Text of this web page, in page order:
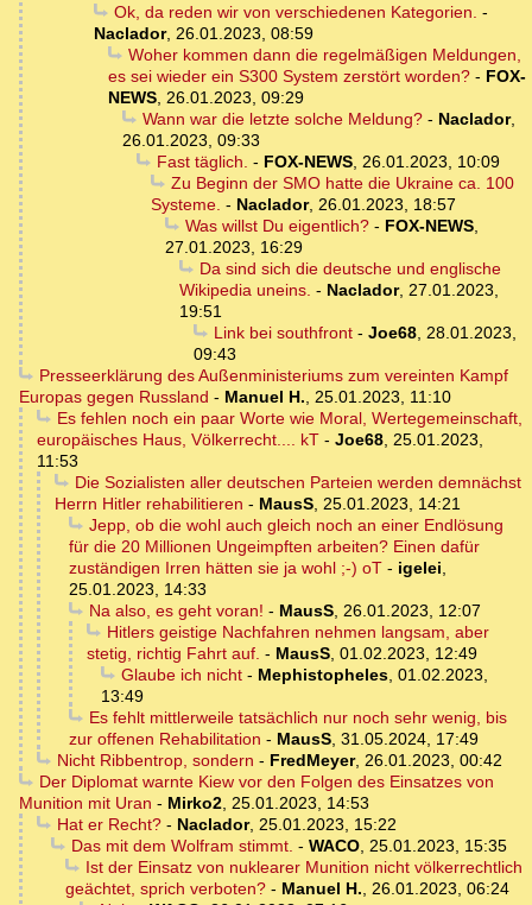
Ok, da reden wir von verschiedenen Kategorien. -
Naclador, 26.01.2023, 08:59
Woher kommen dann die regelmäßigen Meldungen,
es sei wieder ein S300 System zerstört worden? - FOX-
NEWS, 26.01.2023, 09:29
Wann war die letzte solche Meldung?- Naclador,
26.01.2023, 09:33
Fast täglich. - FOX-NEWS, 26.01.2023, 10:09
Zu Beginn der SMO hatte die Ukraine ca. 100
Systeme. - Naclador, 26.01.2023, 18:57
Was willst Du eigentlich?- FOX-NEWS,
27.01.2023, 16:29
Da sind sich die deutsche und englische
Wikipedia uneins. - Naclador, 27.01.2023,
19:51
Link bei southfront- Joe68, 28.01.2023,
09:43
Presseerklärung des Außenministeriums zum vereinten Kampf
Europas gegen Russland - Manuel H., 25.01.2023, 11:10
Es fehlen noch ein paar Worte wie Moral, Wertegemeinschaft,
europäisches Haus, Völkerrecht.... kT - Joe68, 25.01.2023,
11:53
Die Sozialisten aller deutschen Parteien werden demnächst
Herrn Hitler rehabilitieren - MausS, 25.01.2023, 14:21
Jepp, ob die wohl auch gleich noch an einer Endlösung
für die 20 Millionen Ungeimpften arbeiten? Einen dafür
zuständigen Irren hätten sie ja wohl ;-) oT - igelei,
25.01.2023, 14:33
Na also, es geht voran! - MausS, 26.01.2023, 12:07
Hitlers geistige Nachfahren nehmen langsam, aber
stetig, richtig Fahrt auf. - MausS, 01.02.2023, 12:49
Glaube ich nicht- Mephistopheles, 01.02.2023,
13:49
Es fehlt mittlerweile tatsächlich nur noch sehr wenig, bis
zur offenen Rehabilitation - MausS, 31.05.2024, 17:49
Nicht Ribbentrop, sondern - FredMeyer, 26.01.2023, 00:42
Der Diplomat warnte Kiew vor den Folgen des Einsatzes von
Munition mit Uran - Mirko2, 25.01.2023, 14:53
Hat er Recht?- Naclador, 25.01.2023, 15:22
Das mit dem Wolfram stimmt. - WACO, 25.01.2023, 15:35
Ist der Einsatz von nuklearer Munition nicht völkerrechtlich
geächtet, sprich verboten? - Manuel H., 26.01.2023, 06:24